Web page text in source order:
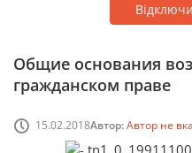
Общие основания
гражданском праве
15.02.2018Автор:Автор не